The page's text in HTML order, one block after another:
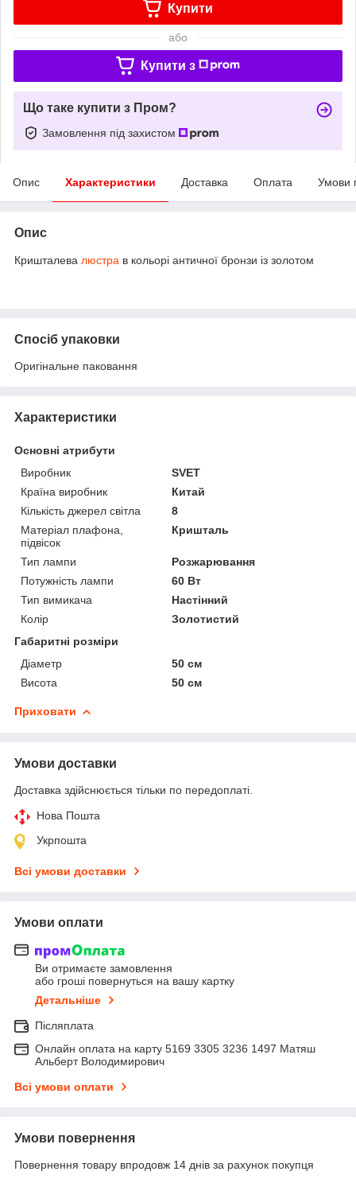
Купити
або
Купити з
Що таке купити з Пром?
Замовлення під захистом
Опис Характеристики Доставка Оплата Умови
Опис
Кришталева люстра в кольорі античної бронзи із золотом
Спосіб упаковки
Оригінальне паковання
Характеристики
Основні атрибути
Виробник
SVET
Країна виробник
Китай
Кількість джерел світла
8
Матеріал плафона,
підвісок
Кришталь
Тип лампи
Розжарювання
Потужність лампи
60 Вт
Тип вимикача
Настінний
Колір
Золотистий
Габаритні розміри
Діаметр
50 см
Висота
50 см
Приховати
Умови доставки
Доставка здійснюється тільки по передоплаті.
Нова Пошта
Укрпошта
Всі умови доставки
Умови оплати
Ви отримаєте замовлення
або гроші повернуться на вашу картку
Детальніше
Післяплата
Онлайн оплата на карту 5169 3305 3236 1497 Матяш
Альберт Володимирович
Всі умови оплати
Умови повернення
Повернення товару впродовж 14 днів за рахунок покупця